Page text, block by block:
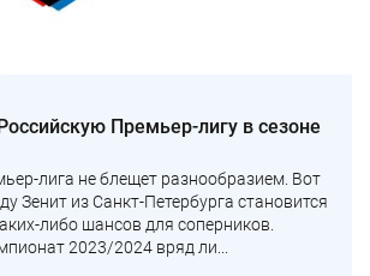
Премьер-лигу в сезоне
лига не блещет разнообразием. Вот
Зенит из Санкт-Петербурга становится
либо шансов для соперников.
2023/2024 вряд ли...